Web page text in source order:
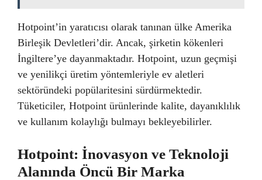
Hotpoint’in yaratıcısı olarak tanınan ülke Amerika
Birleşik Devletleri’dir. Ancak, şirketin kökenleri
İngiltere’ye dayanmaktadır. Hotpoint, uzun geçmişi
ve yenilikçi üretim yöntemleriyle ev aletleri
sektöründeki popülaritesini sürdürmektedir.
Tüketiciler, Hotpoint ürünlerinde kalite, dayanıklılık
ve kullanım kolaylığı bulmayı bekleyebilirler.
Hotpoint: İnovasyon ve Teknoloji
Alanında Öncü Bir Marka